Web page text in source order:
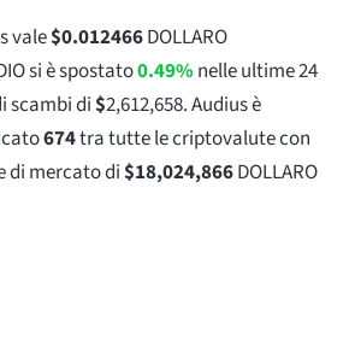
vale$0.012466DOLLARO
si è spostato0.49%nelle ultime 24
scambi di$2,612,658. Audius è
674tra tutte le criptovalute con
di mercato di$18,024,866DOLLARO